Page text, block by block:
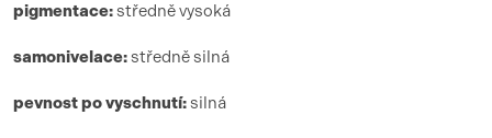
pigmentace:středně vysoká
samonivelace:středně silná
pevnost po vyschnutí:silná